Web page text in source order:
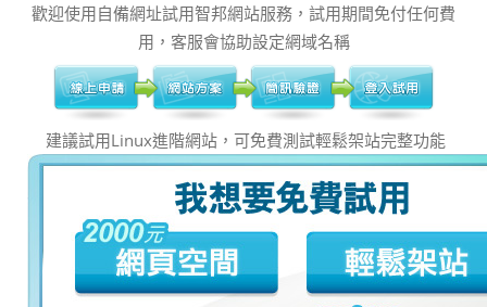
歡迎使用自備網址試用智邦網站服務，試用期間免付任何費
用，客服會協助設定網域名稱
建議試用Linux進階網站，可免費測試輕鬆架站完整功能